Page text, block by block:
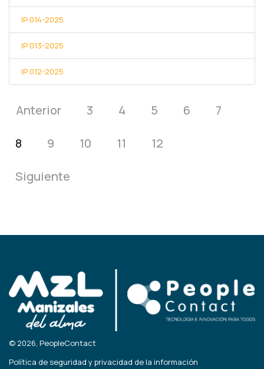
IP 014-2025
IP 013-2025
IP 012-2025
Anterior 3 4 5 6 7
8 9 10 11 12
Siguiente
© 2026, PeopleContact
Política de seguridad y privacidad de la información